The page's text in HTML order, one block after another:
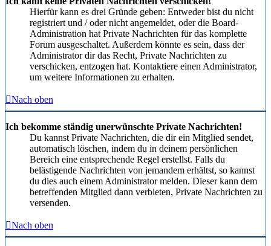
Hierfür kann es drei Gründe geben: Entweder bist du nicht
registriert und / oder nicht angemeldet, oder die Board-
Administration hat Private Nachrichten für das komplette
Forum ausgeschaltet. Außerdem könnte es sein, dass der
Administrator dir das Recht, Private Nachrichten zu
verschicken, entzogen hat. Kontaktiere einen Administrator,
um weitere Informationen zu erhalten.
Nach oben
Ich bekomme ständig unerwünschte Private Nachrichten!
Du kannst Private Nachrichten, die dir ein Mitglied sendet,
automatisch löschen, indem du in deinem persönlichen
Bereich eine entsprechende Regel erstellst. Falls du
belästigende Nachrichten von jemandem erhältst, so kannst
du dies auch einem Administrator melden. Dieser kann dem
betreffenden Mitglied dann verbieten, Private Nachrichten zu
versenden.
Nach oben